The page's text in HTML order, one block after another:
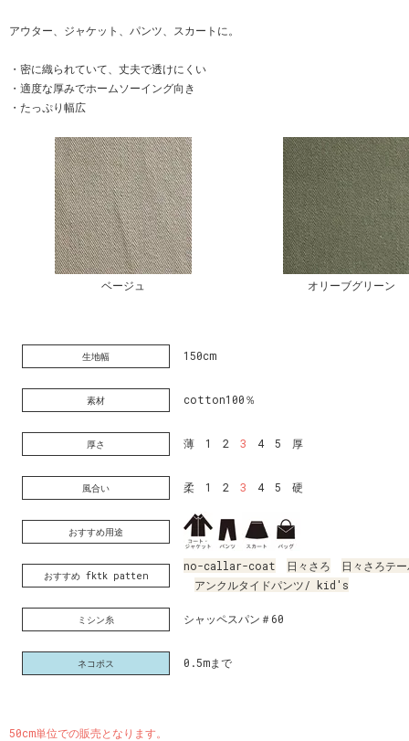
アウター、ジャケット、パンツ、スカートに。
・密に織られていて、丈夫で透けにくい
・適度な厚みでホームソーイング向き
・たっぷり幅広
ベージュ オリーブグリーン
生地幅 150cm
素材 cotton100％
厚さ 薄 1 2 3 4 5 厚
風合い 柔 1 2 3 4 5 硬
おすすめ用途
おすすめ fktk patten
no-callar-coat 日々さろ
日々さろテ
アンクルタイドパンツ/ kid's
ミシン糸 シャッペスパン＃60
ネコポス 0.5mまで
50cm単位での販売となります。